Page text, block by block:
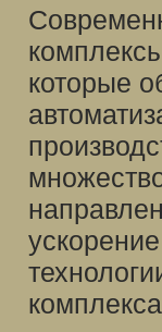
которые